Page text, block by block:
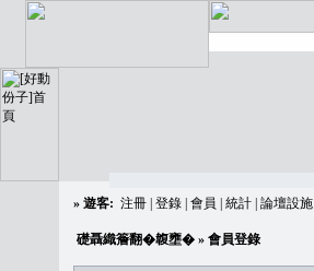
» 遊客: 注冊 登錄 會員 統計 論壇設施
礎聶織簷翻�䪖壅� » 會員登錄